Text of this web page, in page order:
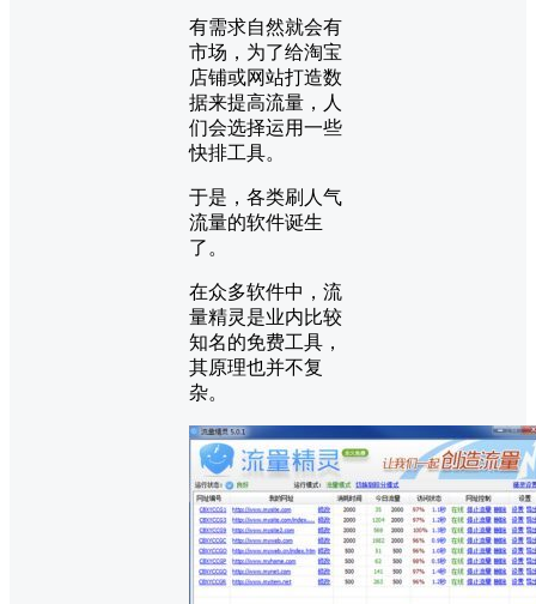
有需求自然就会有
市场，为了给淘宝
店铺或网站打造数
据来提高流量，人
们会选择运用一些
快排工具。
于是，各类刷人气
流量的软件诞生
了。
在众多软件中，流
量精灵是业内比较
知名的免费工具，
其原理也并不复
杂。